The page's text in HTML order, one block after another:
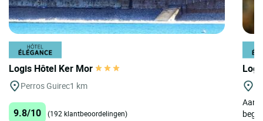
Logis Hôtel Ker Mor
Perros Guirec1 km
9.8/10 (192 klantbeoordelingen)
Aan